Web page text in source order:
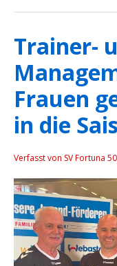
Trainer-
Frauen
in die
Verfasst von SV Fortuna